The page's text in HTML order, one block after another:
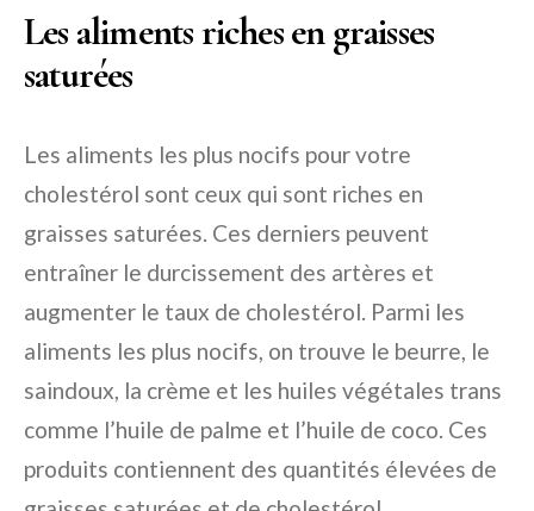
Les aliments riches en graisses
saturées
Les aliments les plus nocifs pour votre
cholestérol sont ceux qui sont riches en
graisses saturées. Ces derniers peuvent
entraîner le durcissement des artères et
augmenter le taux de cholestérol. Parmi les
aliments les plus nocifs, on trouve le beurre, le
saindoux, la crème et les huiles végétales trans
comme l’huile de palme et l’huile de coco. Ces
produits contiennent des quantités élevées de